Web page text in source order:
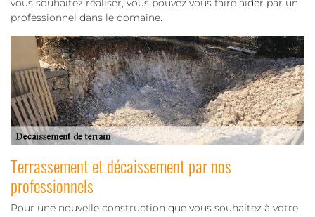
vous souhaitez réaliser, vous pouvez vous faire aider par un
professionnel dans le domaine.
Terrassement et décaissement par nos
professionnels
Pour une nouvelle construction que vous souhaitez à votre